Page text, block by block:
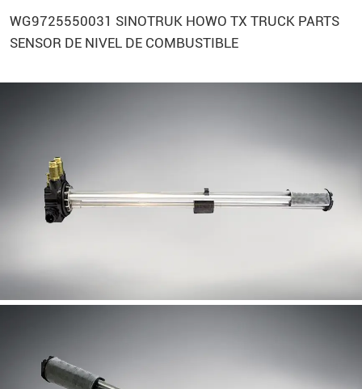
WG9725550031 SINOTRUK HOWO TX TRUCK PARTS
SENSOR DE NIVEL DE COMBUSTIBLE